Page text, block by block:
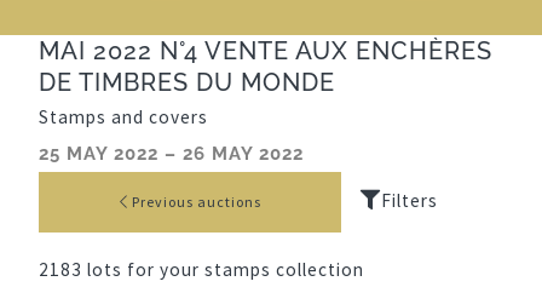
MAI 2022 N°4 VENTE AUX ENCHÈRES
DE TIMBRES DU MONDE
Stamps and covers
25 MAY 2022 – 26 MAY 2022
Previous auctions
2183 lots for your stamps collection